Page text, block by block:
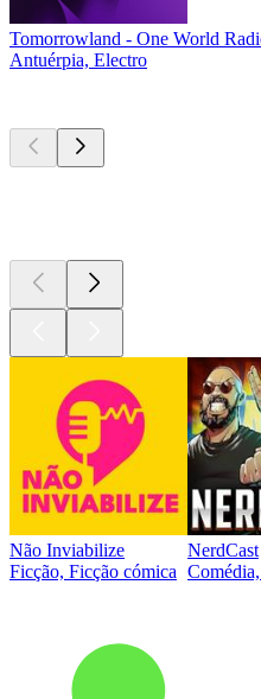
Tomorrowland - One World
Antuérpia, Electro
Não Inviabilize
Ficção, Ficção cómica
NerdCast